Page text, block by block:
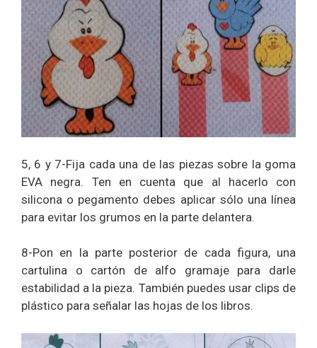
5, 6 y 7-Fija cada una de las piezas sobre la goma
EVA negra. Ten en cuenta que al hacerlo con
silicona o pegamento debes aplicar sólo una línea
para evitar los grumos en la parte delantera.
8-Pon en la parte posterior de cada figura, una
cartulina o cartón de alfo gramaje para darle
estabilidad a la pieza. También puedes usar clips de
plástico para señalar las hojas de los libros.